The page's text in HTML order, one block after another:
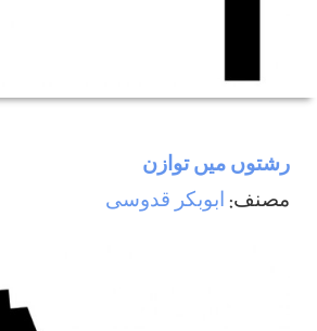
رشتوں ميں توازن
مصنف: ابوبکر قدوسی